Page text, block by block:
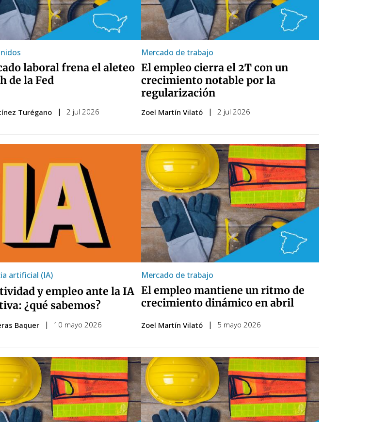
laboral frena el aleteo
de la Fed
Turégano 2 jul 2026
Mercado de trabajo
El empleo cierra el 2T con un
crecimiento notable por la
regularización
Zoel Martín Vilató 2 jul 2026
artificial (IA)
y empleo ante la IA
¿qué sabemos?
Baquer 10 mayo 2026
Mercado de trabajo
El empleo mantiene un ritmo de
crecimiento dinámico en abril
Zoel Martín Vilató 5 mayo 2026